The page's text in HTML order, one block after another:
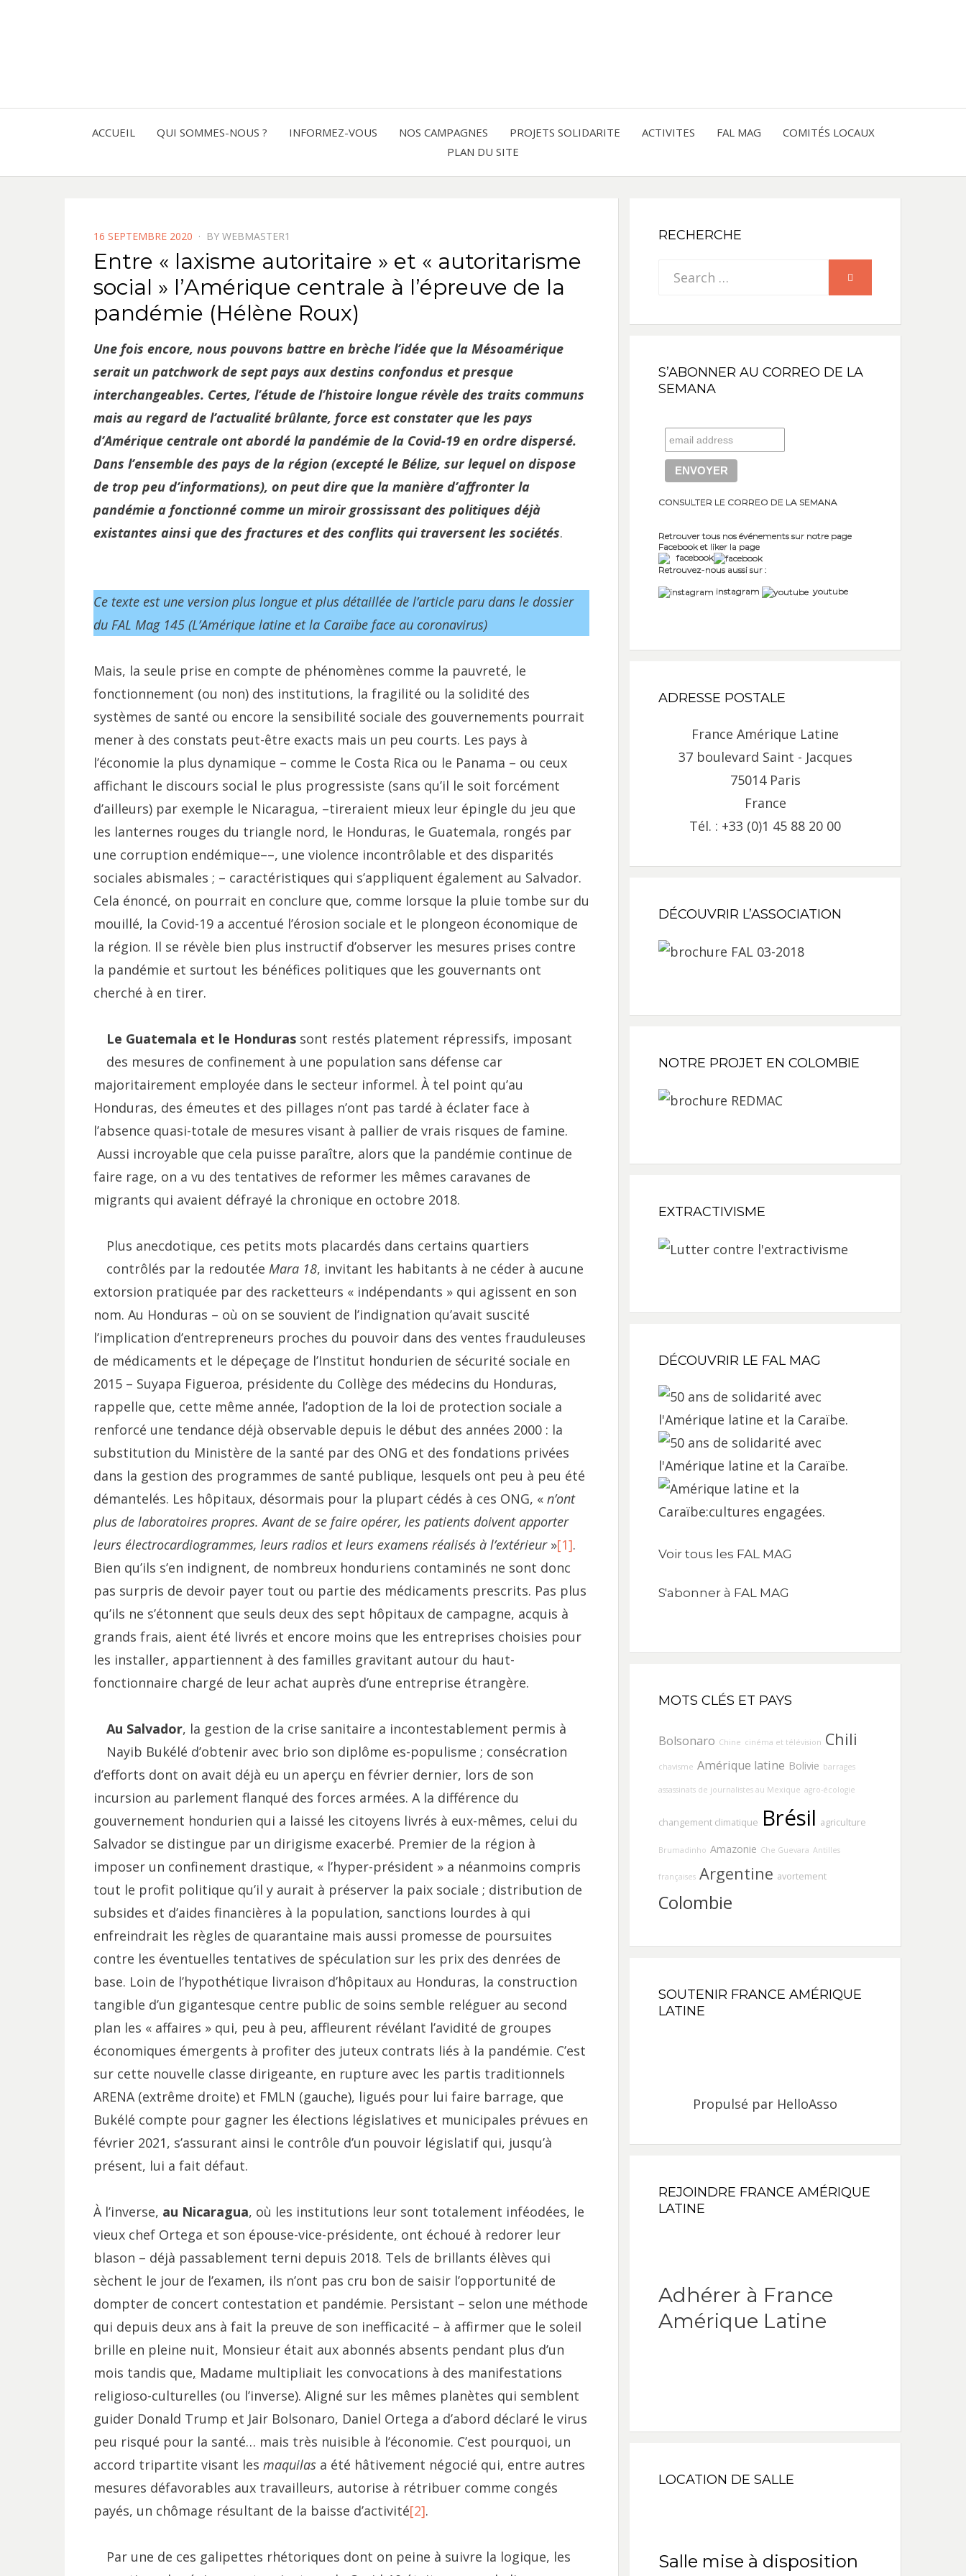
AMERIQUE
LATINE
ACCUEIL QUI SOMMES-NOUS ? INFORMEZ-VOUS NOS CAMPAGNES PROJETS SOLIDARITE ACTIVITES FAL MAG
COMITÉS LOCAUX
PLAN DU SITE
POSTED
ON
16 SEPTEMBRE 2020 BY WEBMASTER1
Entre « laxisme autoritaire » et « autoritarisme
social » l’Amérique centrale à l’épreuve de la
pandémie (Hélène Roux)
Une fois encore, nous pouvons battre en brèche l’idée que la Mésoamérique
serait un patchwork de sept pays aux destins confondus et presque
interchangeables. Certes, l’étude de l’histoire longue révèle des traits communs
mais au regard de l’actualité brûlante, force est constater que les pays
d’Amérique centrale ont abordé la pandémie de la Covid-19 en ordre dispersé.
Dans l’ensemble des pays de la région (excepté le Bélize, sur lequel on dispose
de trop peu d’informations), on peut dire que la manière d’affronter la
pandémie a fonctionné comme un miroir grossissant des politiques déjà
existantes ainsi que des fractures et des conflits qui traversent les sociétés.
Ce texte est une version plus longue et plus détaillée de l’article paru dans le dossier
du FAL Mag 145 (L’Amérique latine et la Caraïbe face au coronavirus)
Mais, la seule prise en compte de phénomènes comme la pauvreté, le
fonctionnement (ou non) des institutions, la fragilité ou la solidité des
systèmes de santé ou encore la sensibilité sociale des gouvernements pourrait
mener à des constats peut-être exacts mais un peu courts. Les pays à
l’économie la plus dynamique – comme le Costa Rica ou le Panama – ou ceux
affichant le discours social le plus progressiste (sans qu’il le soit forcément
d’ailleurs) par exemple le Nicaragua, –tireraient mieux leur épingle du jeu que
les lanternes rouges du triangle nord, le Honduras, le Guatemala, rongés par
une corruption endémique––, une violence incontrôlable et des disparités
sociales abismales ; – caractéristiques qui s’appliquent également au Salvador.
Cela énoncé, on pourrait en conclure que, comme lorsque la pluie tombe sur du
mouillé, la Covid-19 a accentué l’érosion sociale et le plongeon économique de
la région. Il se révèle bien plus instructif d’observer les mesures prises contre
la pandémie et surtout les bénéfices politiques que les gouvernants ont
cherché à en tirer.
Le Guatemala et le Hondurassont restés platement répressifs, imposant
des mesures de confinement à une population sans défense car
majoritairement employée dans le secteur informel. À tel point qu’au
Honduras, des émeutes et des pillages n’ont pas tardé à éclater face à
l’absence quasi-totale de mesures visant à pallier de vrais risques de famine.
Aussi incroyable que cela puisse paraître, alors que la pandémie continue de
faire rage, on a vu des tentatives de reformer les mêmes caravanes de
migrants qui avaient défrayé la chronique en octobre 2018.
Plus anecdotique, ces petits mots placardés dans certains quartiers
contrôlés par la redoutée Mara 18, invitant les habitants à ne céder à aucune
extorsion pratiquée par des racketteurs « indépendants » qui agissent en son
nom. Au Honduras – où on se souvient de l’indignation qu’avait suscité
l’implication d’entrepreneurs proches du pouvoir dans des ventes frauduleuses
de médicaments et le dépeçage de l’Institut hondurien de sécurité sociale en
2015 – Suyapa Figueroa, présidente du Collège des médecins du Honduras,
rappelle que, cette même année, l’adoption de la loi de protection sociale a
renforcé une tendance déjà observable depuis le début des années 2000 : la
substitution du Ministère de la santé par des ONG et des fondations privées
dans la gestion des programmes de santé publique, lesquels ont peu à peu été
démantelés. Les hôpitaux, désormais pour la plupart cédés à ces ONG, « n’ont
plus de laboratoires propres. Avant de se faire opérer, les patients doivent apporter
leurs électrocardiogrammes, leurs radios et leurs examens réalisés à l’extérieur»[1].
Bien qu’ils s’en indignent, de nombreux honduriens contaminés ne sont donc
pas surpris de devoir payer tout ou partie des médicaments prescrits. Pas plus
qu’ils ne s’étonnent que seuls deux des sept hôpitaux de campagne, acquis à
grands frais, aient été livrés et encore moins que les entreprises choisies pour
les installer, appartiennent à des familles gravitant autour du haut-
fonctionnaire chargé de leur achat auprès d’une entreprise étrangère.
Au Salvador, la gestion de la crise sanitaire a incontestablement permis à
Nayib Bukélé d’obtenir avec brio son diplôme es-populisme ; consécration
d’efforts dont on avait déjà eu un aperçu en février dernier, lors de son
incursion au parlement flanqué des forces armées. A la différence du
gouvernement hondurien qui a laissé les citoyens livrés à eux-mêmes, celui du
Salvador se distingue par un dirigisme exacerbé. Premier de la région à
imposer un confinement drastique, « l’hyper-président » a néanmoins compris
tout le profit politique qu’il y aurait à préserver la paix sociale ; distribution de
subsides et d’aides financières à la population, sanctions lourdes à qui
enfreindrait les règles de quarantaine mais aussi promesse de poursuites
contre les éventuelles tentatives de spéculation sur les prix des denrées de
base. Loin de l’hypothétique livraison d’hôpitaux au Honduras, la construction
tangible d’un gigantesque centre public de soins semble reléguer au second
plan les « affaires » qui, peu à peu, affleurent révélant l’avidité de groupes
économiques émergents à profiter des juteux contrats liés à la pandémie. C’est
sur cette nouvelle classe dirigeante, en rupture avec les partis traditionnels
ARENA (extrême droite) et FMLN (gauche), ligués pour lui faire barrage, que
Bukélé compte pour gagner les élections législatives et municipales prévues en
février 2021, s’assurant ainsi le contrôle d’un pouvoir législatif qui, jusqu’à
présent, lui a fait défaut.
À l’inverse, au Nicaragua, où les institutions leur sont totalement inféodées, le
vieux chef Ortega et son épouse-vice-présidente, ont échoué à redorer leur
blason – déjà passablement terni depuis 2018. Tels de brillants élèves qui
sèchent le jour de l’examen, ils n’ont pas cru bon de saisir l’opportunité de
dompter de concert contestation et pandémie. Persistant – selon une méthode
qui depuis deux ans à fait la preuve de son inefficacité – à affirmer que le soleil
brille en pleine nuit, Monsieur était aux abonnés absents pendant plus d’un
mois tandis que, Madame multipliait les convocations à des manifestations
religioso-culturelles (ou l’inverse). Aligné sur les mêmes planètes qui semblent
guider Donald Trump et Jair Bolsonaro, Daniel Ortega a d’abord déclaré le virus
peu risqué pour la santé… mais très nuisible à l’économie. C’est pourquoi, un
accord tripartite visant les maquilasa été hâtivement négocié qui, entre autres
mesures défavorables aux travailleurs, autorise à rétribuer comme congés
payés, un chômage résultant de la baisse d’activité[2].
Par une de ces galipettes rhétoriques dont on peine à suivre la logique, les
RECHERCHE
Search
S’ABONNER AU CORREO DE LA
SEMANA
CONSULTER LE CORREO DE LA SEMANA
Retrouver tous nos événements sur notre page
Facebook et liker la page
facebook
Retrouvez-nous aussi sur :
instagram
youtube
ADRESSE POSTALE
France Amérique Latine
37 boulevard Saint - Jacques
75014 Paris
France
Tél. : +33 (0)1 45 88 20 00
DÉCOUVRIR L’ASSOCIATION
NOTRE PROJET EN COLOMBIE
EXTRACTIVISME
DÉCOUVRIR LE FAL MAG
Voir tous les FAL MAG
S'abonner à FAL MAG
MOTS CLÉS ET PAYS
Bolsonaro Chine cinéma et télévision Chili
chavisme Amérique latine Bolivie barrages
assassinats de journalistes au Mexique agro-écologie
changement climatique Brésil agriculture
Brumadinho Amazonie Che Guevara Antilles
françaises Argentine avortement
Colombie
SOUTENIR FRANCE AMÉRIQUE
LATINE
Propulsé par HelloAsso
REJOINDRE FRANCE AMÉRIQUE
LATINE
Adhérer à France
Amérique Latine
LOCATION DE SALLE
Salle mise à disposition